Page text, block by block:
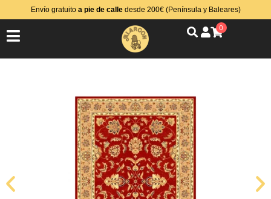
Envío gratuito a pie de calledesde 200€ (Península y Baleares)
0